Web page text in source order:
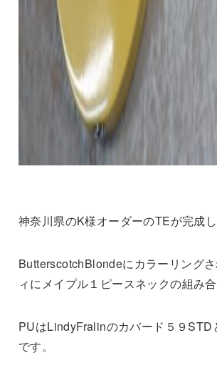
神奈川県のK様オーダーのTEが完成し
ButterscotchBlondeにカラーリング
ィにメイプル１ピースネックの組み合
PUはLindyFralinのカバード５９
です。